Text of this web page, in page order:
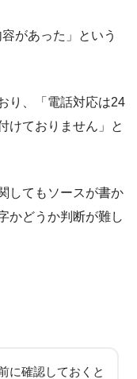
があった」という
り、「電話対応は24
けておりません」と
してもソースが書か
かどうか判断が難し
に確認しておくと